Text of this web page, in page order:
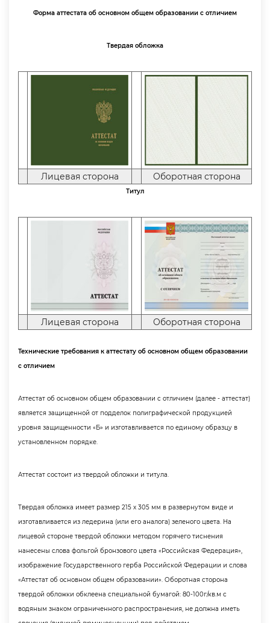
Форма аттестата об основном общем образовании с отличием
Твердая обложка
Лицевая сторона Оборотная сторона
Титул
Лицевая сторона Оборотная сторона
Технические требования к аттестату об основном общем образовании
с отличием
Аттестат об основном общем образовании с отличием (далее - аттестат)
является защищенной от подделок полиграфической продукцией
уровня защищенности «Б» и изготавливается по единому образцу
установленном порядке.
Аттестат состоит из твердой обложки и титула.
Твердая обложка имеет размер 215 х 305 мм в развернутом виде и
изготавливается из ледерина (или его аналога) зеленого цвета. На
лицевой стороне твердой обложки методом горячего тиснения
нанесены слова фольгой бронзового цвета «Российская Федерация»,
изображение Государственного герба Российской Федерации и слова
«Аттестат об основном общем образовании». Оборотная сторона
твердой обложки обклеена специальной бумагой: 80-100г/кв.м с
одяным знаком ограниченного распространения, не должна иметь